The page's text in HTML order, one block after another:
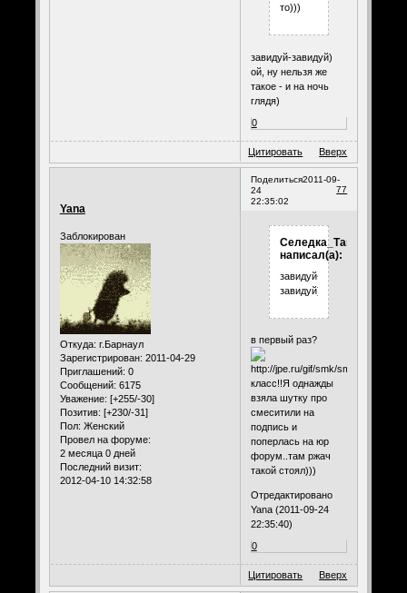
то)))
завидуй-завидуй)
ой, ну нельзя же
такое - и на ночь
глядя)
0
Цитировать Вверх
Поделиться
77
2011-09-
24
22:35:02
Yana
Заблокирован
Откуда: г.Барнаул
Зарегистрирован: 2011-04-29
Приглашений: 0
Сообщений: 6175
Уважение: [+255/-30]
Позитив: [+230/-31]
Пол: Женский
Провел на форуме:
2 месяца 0 дней
Последний визит:
2012-04-10 14:32:58
Селедка_Таня
написал(а):
завидуй-
завидуй)
в первый раз?
класс!!Я однажды
взяла шутку про
смеситили на
подпись и
поперлась на юр
форум..там ржач
такой стоял)))
Отредактировано
Yana (2011-09-24
22:35:40)
0
Цитировать Вверх